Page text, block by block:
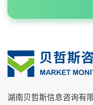
湖南贝哲斯信息咨询有